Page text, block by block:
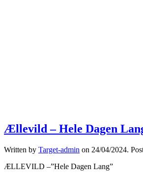
Ællevild – Hele Dagen
Written by Target-admin on 24/04/2024.
ÆLLEVILD –”Hele Dagen Lang”